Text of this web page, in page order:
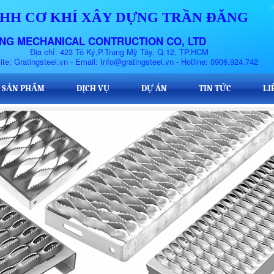
CƠ KHÍ XÂY DỰNG TRẦN ĐĂNG
MECHANICAL CONTRUCTION CO, LTD
chỉ: 423 Tô Ký,P.Trung Mỹ Tây, Q.12, TP.HCM
- Email: Info@gratingsteel.vn - Hotline: 0906.924.742
SẢN PHẨM
SẢN PHẨM DỊCH VỤ
DỊCH VỤ DỰ ÁN
DỰ ÁN TIN TỨC
TIN TỨC